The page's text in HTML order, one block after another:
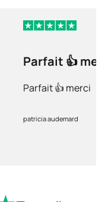
Parfait 👍
Parfait 👍 merci
patricia audemard